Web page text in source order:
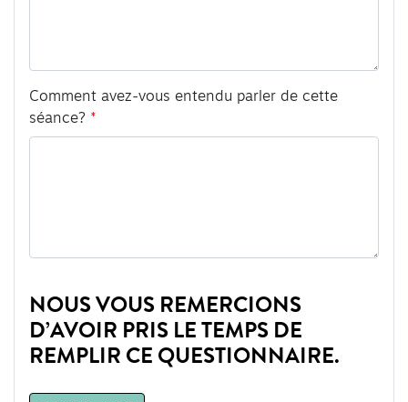
Comment avez-vous entendu parler de cette
séance?
NOUS VOUS REMERCIONS
D’AVOIR PRIS LE TEMPS DE
REMPLIR CE QUESTIONNAIRE.